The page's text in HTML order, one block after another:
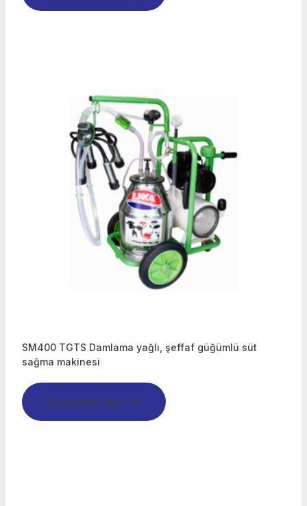
SM400 TGTS Damlama yağlı, şeffaf güğümlü süt
sağma makinesi
Devamını oku